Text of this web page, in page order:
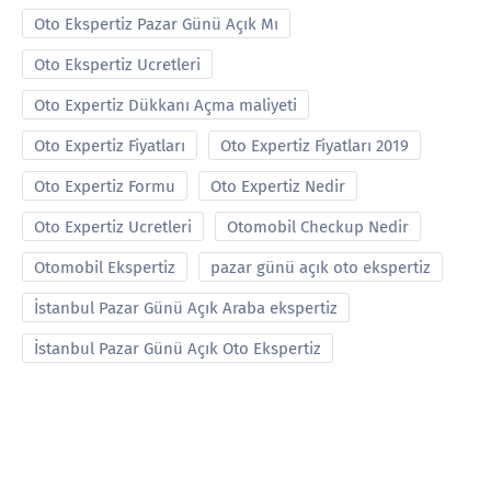
Oto Ekspertiz Pazar Günü Açık Mı
Oto Ekspertiz Ucretleri
Oto Expertiz Dükkanı Açma maliyeti
Oto Expertiz Fiyatları Oto Expertiz Fiyatları 2019
Oto Expertiz Formu Oto Expertiz Nedir
Oto Expertiz Ucretleri Otomobil Checkup Nedir
Otomobil Ekspertiz pazar günü açık oto ekspertiz
İstanbul Pazar Günü Açık Araba ekspertiz
İstanbul Pazar Günü Açık Oto Ekspertiz